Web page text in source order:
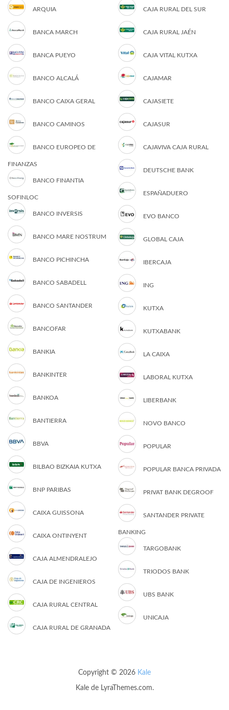
ARQUIA
BANCA MARCH
BANCA PUEYO
BANCO ALCALÁ
BANCO CAIXA GERAL
BANCO CAMINOS
BANCO EUROPEO DE
FINANZAS
BANCO FINANTIA
SOFINLOC
BANCO INVERSIS
BANCO MARE NOSTRUM
BANCO PICHINCHA
BANCO SABADELL
BANCO SANTANDER
BANCOFAR
BANKIA
BANKINTER
BANKOA
BANTIERRA
BBVA
BILBAO BIZKAIA KUTXA
BNP PARIBAS
CAIXA GUISSONA
CAIXA ONTINYENT
CAJA ALMENDRALEJO
CAJA DE INGENIEROS
CAJA RURAL CENTRAL
CAJA RURAL DE GRANADA
CAJA RURAL DEL SUR
CAJA RURAL JAÉN
CAJA VITAL KUTXA
CAJAMAR
CAJASIETE
CAJASUR
CAJAVIVA CAJA RURAL
DEUTSCHE BANK
ESPAÑADUERO
EVO BANCO
GLOBAL CAJA
IBERCAJA
ING
KUTXA
KUTXABANK
LA CAIXA
LABORAL KUTXA
LIBERBANK
NOVO BANCO
POPULAR
POPULAR BANCA PRIVADA
PRIVAT BANK DEGROOF
SANTANDER PRIVATE
BANKING
TARGOBANK
TRIODOS BANK
UBS BANK
UNICAJA
Copyright © 2026 Kale
Kalede LyraThemes.com.